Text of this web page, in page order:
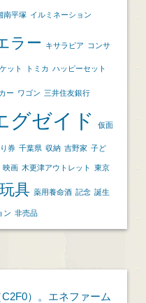
南平塚 イルミネーション
ラー キサラピア コンサ
ット トミカ ハッピーセット
ー ワゴン 三井住友銀行
グゼイド 仮面
券 千葉県 収納 吉野家 子ど
映画 木更津アウトレット 東京
玩具 薬用養命酒 記念 誕生
ン 非売品
）。エネファーム